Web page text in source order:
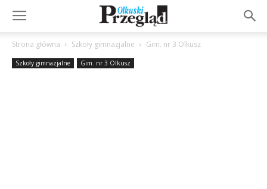
Strona główna Szkoły gimnazjalne Gim. nr 3 Olkusz
Szkoły gimnazjalne Gim. nr 3 Olkusz